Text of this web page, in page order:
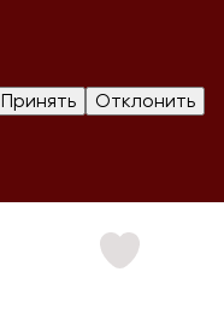
Принять Отклонить